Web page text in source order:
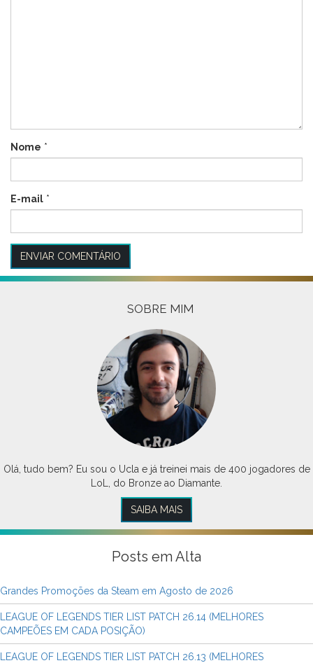
Nome *
E-mail *
SOBRE MIM
Olá, tudo bem? Eu sou o Ucla e já treinei mais de 400 jogadores de
LoL, do Bronze ao Diamante.
SAIBA MAIS
Posts em Alta
Grandes Promoções da Steam em Agosto de 2026
LEAGUE OF LEGENDS TIER LIST PATCH 26.14 (MELHORES
CAMPEÕES EM CADA POSIÇÃO)
LEAGUE OF LEGENDS TIER LIST PATCH 26.13 (MELHORES